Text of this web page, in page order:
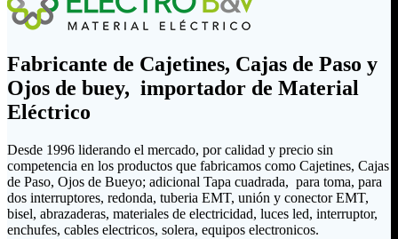
Fabricante de Cajetines, Cajas de Paso y
Ojos de buey, importador de Material
Eléctrico
Desde 1996 liderando el mercado, por calidad y precio sin
competencia en los productos que fabricamos como Cajetines, Cajas
de Paso, Ojos de Bueyo; adicional Tapa cuadrada, para toma, para
dos interruptores, redonda, tuberia EMT, unión y conector EMT,
bisel, abrazaderas, materiales de electricidad, luces led, interruptor,
enchufes, cables electricos, solera, equipos electronicos.